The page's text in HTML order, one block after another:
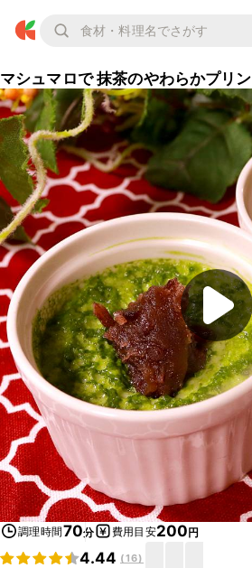
マシュマロで 抹茶のやわらかプリン
調理時間70分 費用目安200円
4.44 (16)